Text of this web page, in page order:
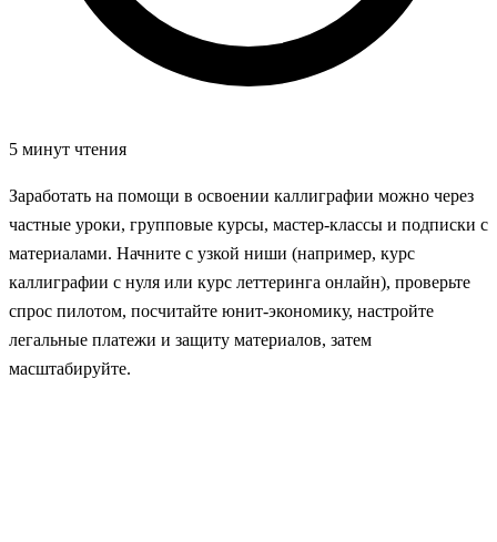
5 минут чтения
Заработать на помощи в освоении каллиграфии можно через
частные уроки, групповые курсы, мастер‑классы и подписки с
материалами. Начните с узкой ниши (например, курс
каллиграфии с нуля или курс леттеринга онлайн), проверьте
спрос пилотом, посчитайте юнит‑экономику, настройте
легальные платежи и защиту материалов, затем
масштабируйте.